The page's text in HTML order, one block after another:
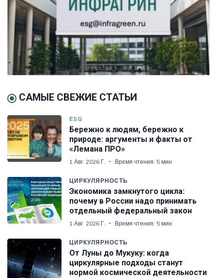
САМЫЕ СВЕЖИЕ СТАТЬИ
ESG
Бережно к людям, бережно к
природе: аргументы и факты от
«Лемана ПРО»
1 Авг. 2026 Г. Время чтения: 5 мин
ЦИРКУЛЯРНОСТЬ
Экономика замкнутого цикла:
почему в России надо принимать
отдельный федеральный закон
1 Авг. 2026 Г. Время чтения: 5 мин
ЦИРКУЛЯРНОСТЬ
От Луны до Мукуку: когда
циркулярные подходы станут
нормой космической деятельности